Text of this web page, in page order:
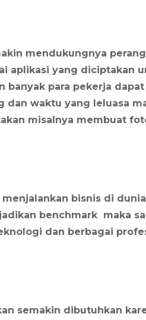
mendukungnya
aplikasi yang diciptakan
banyak para pekerja
dan waktu yang leluasa
misalnya membuat
bisnis di
benchmark maka
dan berbagai
semakin dibutuhkan